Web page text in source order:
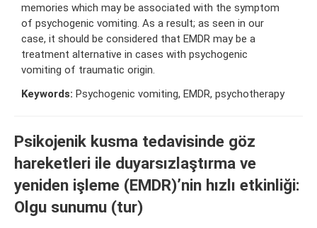
memories which may be associated with the symptom
of psychogenic vomiting. As a result; as seen in our
case, it should be considered that EMDR may be a
treatment alternative in cases with psychogenic
vomiting of traumatic origin.
Keywords: Psychogenic vomiting, EMDR, psychotherapy
Psikojenik kusma tedavisinde göz
hareketleri ile duyarsızlaştırma ve
yeniden işleme (EMDR)’nin hızlı etkinliği:
Olgu sunumu (tur)